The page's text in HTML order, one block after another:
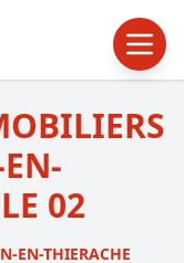
02
EN-THIERACHE